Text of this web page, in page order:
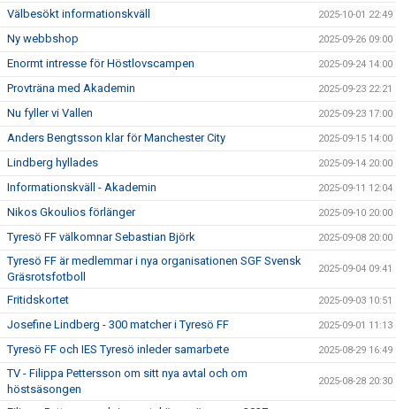
Välbesökt informationskväll 2025-10-01 22:49
Ny webbshop 2025-09-26 09:00
Enormt intresse för Höstlovscampen 2025-09-24 14:00
Provträna med Akademin 2025-09-23 22:21
Nu fyller vi Vallen 2025-09-23 17:00
Anders Bengtsson klar för Manchester City 2025-09-15 14:00
Lindberg hyllades 2025-09-14 20:00
Informationskväll - Akademin 2025-09-11 12:04
Nikos Gkoulios förlänger 2025-09-10 20:00
Tyresö FF välkomnar Sebastian Björk 2025-09-08 20:00
Tyresö FF är medlemmar i nya organisationen SGF Svensk
Gräsrotsfotboll
2025-09-04 09:41
Fritidskortet 2025-09-03 10:51
Josefine Lindberg - 300 matcher i Tyresö FF 2025-09-01 11:13
Tyresö FF och IES Tyresö inleder samarbete 2025-08-29 16:49
TV - Filippa Pettersson om sitt nya avtal och om
höstsäsongen
2025-08-28 20:30